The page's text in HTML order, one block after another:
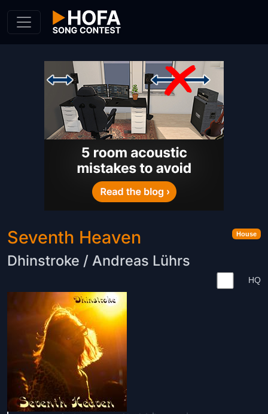
House
Seventh Heaven
Dhinstroke / Andreas Lührs
HQ